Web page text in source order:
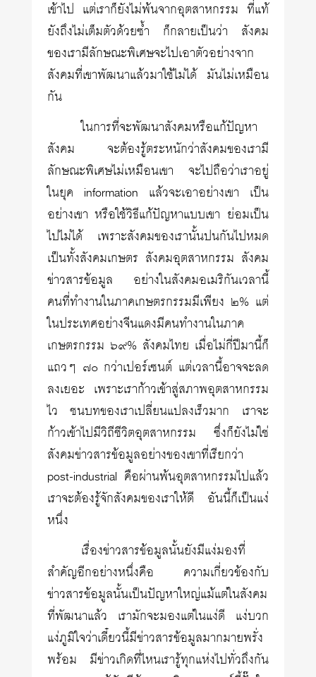
เข้าไป แต่เราก็ยังไม่พ้นจากอุตสาหกรรม ที่แท้
ยังถึงไม่เต็มตัวด้วยซ้ำ ก็กลายเป็นว่า สังคม
ของเรามีลักษณะพิเศษจะไปเอาตัวอย่างจาก
สังคมที่เขาพัฒนาแล้วมาใช้ไม่ได้ มันไม่เหมือน
กัน
ในการที่จะพัฒนาสังคมหรือแก้ปัญหา
สังคม จะต้องรู้ตระหนักว่าสังคมของเรามี
ลักษณะพิเศษไม่เหมือนเขา จะไปถือว่าเราอยู่
ในยุค information แล้วจะเอาอย่างเขา เป็น
อย่างเขา หรือใช้วิธีแก้ปัญหาแบบเขา ย่อมเป็น
ไปไม่ได้ เพราะสังคมของเรานั้นปนกันไปหมด
เป็นทั้งสังคมเกษตร สังคมอุตสาหกรรม สังคม
ข่าวสารข้อมูล อย่างในสังคมอเมริกันเวลานี้
คนที่ทำงานในภาคเกษตรกรรมมีเพียง ๒% แต่
ในประเทศอย่างจีนแดงมีคนทำงานในภาค
เกษตรกรรม ๖๙% สังคมไทย เมื่อไม่กี่ปีมานี้ก็
แถวๆ ๗๐ กว่าเปอร์เซนต์ แต่เวลานี้อาจจะลด
ลงเยอะ เพราะเราก้าวเข้าสู่สภาพอุตสาหกรรม
ไว ชนบทของเราเปลี่ยนแปลงเร็วมาก เราจะ
ก้าวเข้าไปมีวิถีชีวิตอุตสาหกรรม ซึ่งก็ยังไม่ใช่
สังคมข่าวสารข้อมูลอย่างของเขาที่เรียกว่า
post-industrial คือผ่านพ้นอุตสาหกรรมไปแล้ว
เราจะต้องรู้จักสังคมของเราให้ดี อันนี้ก็เป็นแง่
หนึ่ง
เรื่องข่าวสารข้อมูลนั้นยังมีแง่มองที่
สำคัญอีกอย่างหนึ่งคือ ความเกี่ยวข้องกับ
ข่าวสารข้อมูลนั้นเป็นปัญหาใหญ่แม้แต่ในสังคม
ที่พัฒนาแล้ว เรามักจะมองแต่ในแง่ดี แง่บวก
แง่ภูมิใจว่าเดี๋ยวนี้มีข่าวสารข้อมูลมากมายพรั่ง
พร้อม มีข่าวเกิดที่ไหนเรารู้ทุกแห่งไปทั่วถึงกัน